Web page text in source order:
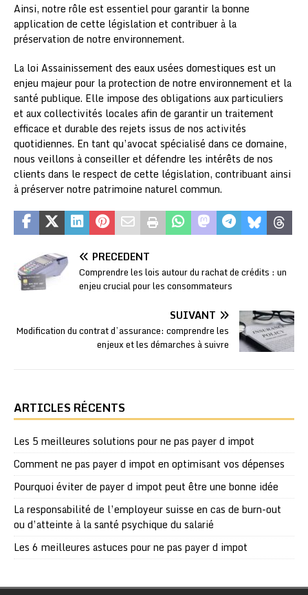
Ainsi, notre rôle est essentiel pour garantir la bonne
application de cette législation et contribuer à la
préservation de notre environnement.
La loi Assainissement des eaux usées domestiques est un
enjeu majeur pour la protection de notre environnement et la
santé publique. Elle impose des obligations aux particuliers
et aux collectivités locales afin de garantir un traitement
efficace et durable des rejets issus de nos activités
quotidiennes. En tant qu’avocat spécialisé dans ce domaine,
nous veillons à conseiller et défendre les intérêts de nos
clients dans le respect de cette législation, contribuant ainsi
à préserver notre patrimoine naturel commun.
PRÉCÉDENT
Comprendre les lois autour du rachat de crédits : un
enjeu crucial pour les consommateurs
SUIVANT
Modification du contrat d’assurance: comprendre les
enjeux et les démarches à suivre
ARTICLES RÉCENTS
Les 5 meilleures solutions pour ne pas payer d impot
Comment ne pas payer d impot en optimisant vos dépenses
Pourquoi éviter de payer d impot peut être une bonne idée
La responsabilité de l’employeur suisse en cas de burn-out
ou d’atteinte à la santé psychique du salarié
Les 6 meilleures astuces pour ne pas payer d impot